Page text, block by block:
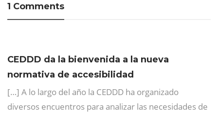
1 Comments
CEDDD da la bienvenida a la nueva
normativa de accesibilidad
[…] A lo largo del año la CEDDD ha organizado
diversos encuentros para analizar las necesidades de